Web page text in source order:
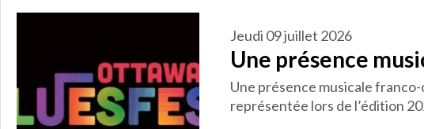
jeudi 09 juillet 2026
Une présence
Une présence musicale
représentée lors de l’édition